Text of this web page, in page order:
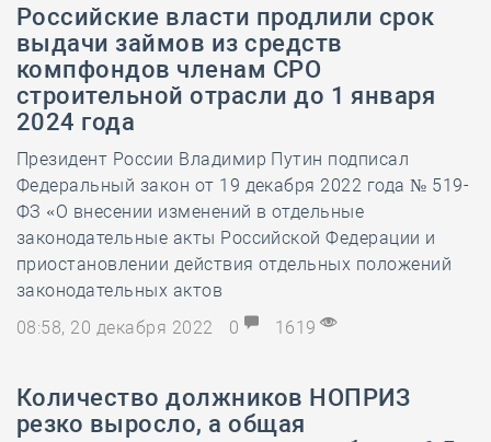
Российские власти продлили срок
выдачи займов из средств
компфондов членам СРО
строительной отрасли до 1 января
2024 года
Президент России Владимир Путин подписал
Федеральный закон от 19 декабря 2022 года № 519-
ФЗ «О внесении изменений в отдельные
законодательные акты Российской Федерации и
приостановлении действия отдельных положений
законодательных актов
08:58, 20 декабря 2022
0 1619
Количество должников НОПРИЗ
резко выросло, а общая